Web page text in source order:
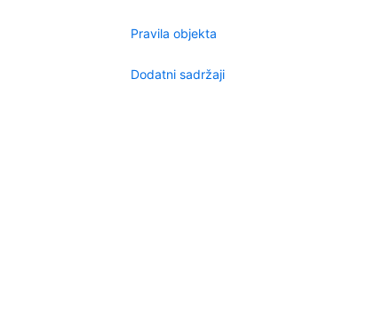
Pravila objekta
Dodatni sadržaji